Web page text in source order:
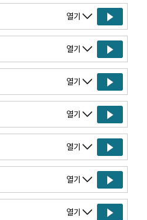
열기
열기
열기
열기
열기
열기
열기